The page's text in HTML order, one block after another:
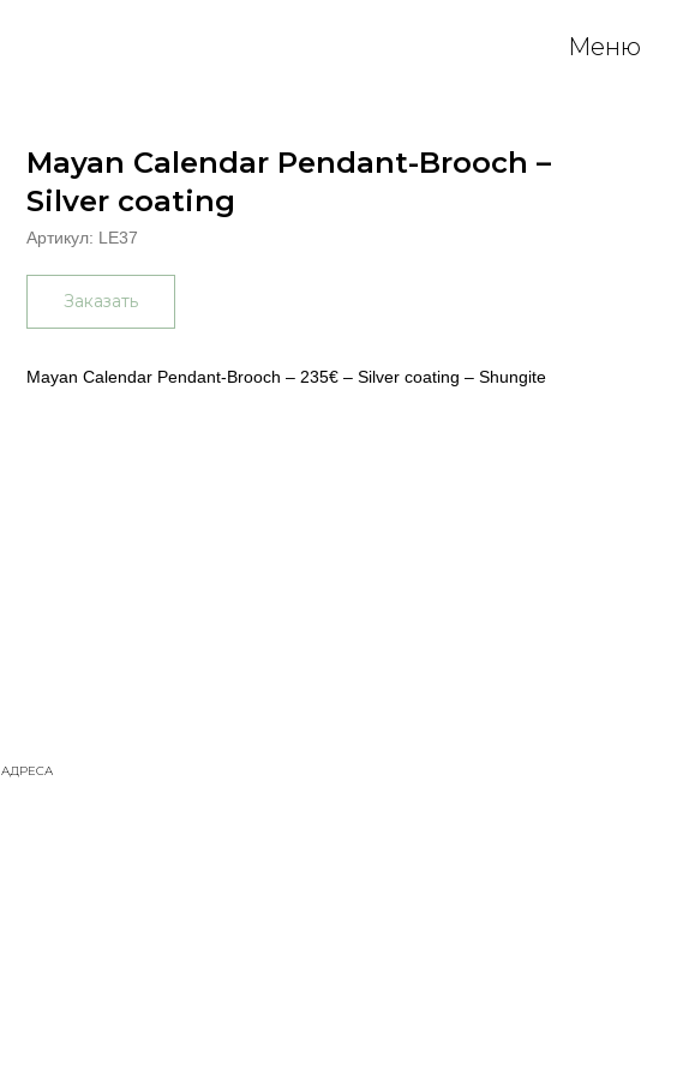
Меню
Mayan Calendar Pendant-Brooch –
Silver coating
Артикул: LE37
Заказать
Mayan Calendar Pendant-Brooch – 235€ – Silver coating – Shungite
АДРЕСА